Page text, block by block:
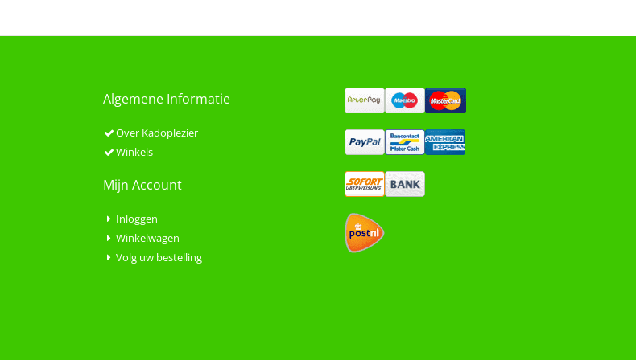
Algemene Informatie
Over Kadoplezier
Winkels
Mijn Account
Inloggen
Winkelwagen
Volg uw bestelling